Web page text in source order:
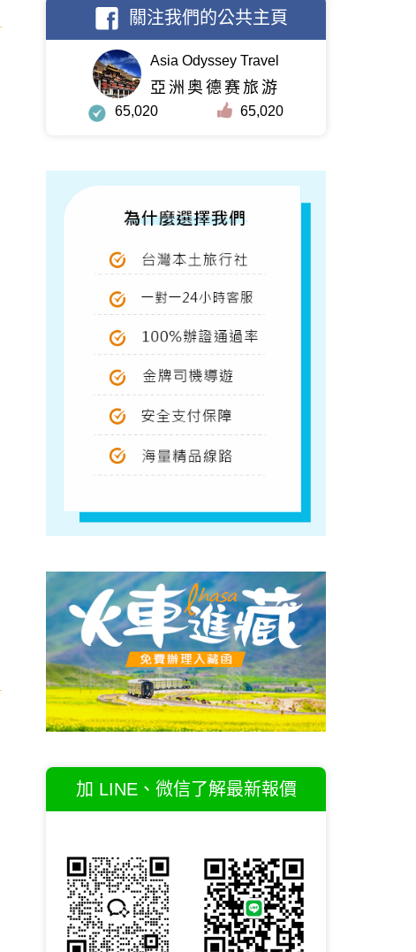
關注我們的公共主頁
Asia Odyssey Travel
亞洲奥德赛旅游
65,020 65,020
加 LINE、微信了解最新報價